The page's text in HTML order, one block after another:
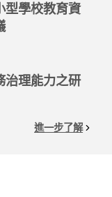
型學校教育資
治理能力之研
進一步了解